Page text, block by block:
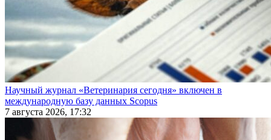
Научный журнал «Ветеринария сегодня» включен в
международную базу данных Scopus
7 августа 2026, 17:32